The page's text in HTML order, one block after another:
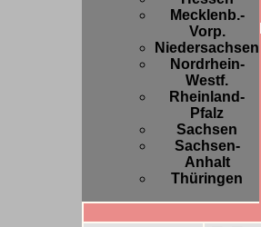
Mecklenb.-
Vorp.
Niedersachsen
Nordrhein-
Westf.
Rheinland-
Pfalz
Sachsen
Sachsen-
Anhalt
Thüringen